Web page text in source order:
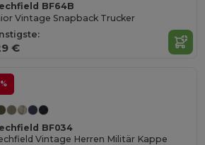
BF64B
Vintage Snapback Trucker
€
BF034
Vintage Herren Militär Kappe